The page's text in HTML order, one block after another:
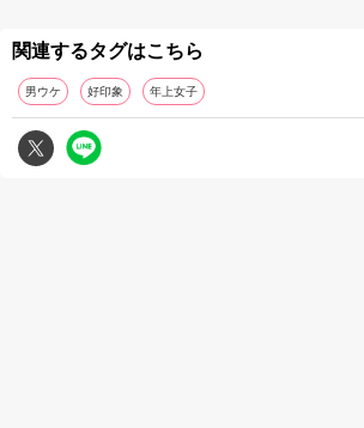
関連するタグはこちら
男ウケ 好印象 年上女子